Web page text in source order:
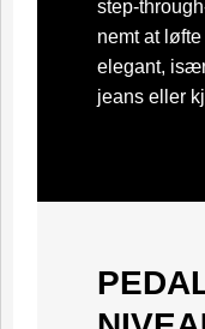
step-
nemt at
elegant,
jeans eller